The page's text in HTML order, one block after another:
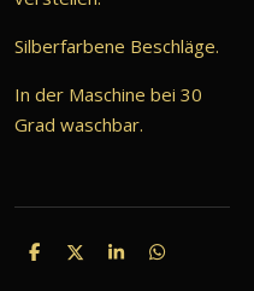
Silberfarbene Beschläge.
In der Maschine bei 30
Grad waschbar.
T
T
T
T